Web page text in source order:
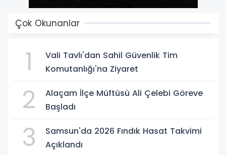
Çok Okunanlar
1
Vali Tavlı'dan Sahil Güvenlik Tim
Komutanlığı'na Ziyaret
2
Alaçam İlçe Müftüsü Ali Çelebi Göreve
Başladı
3
Samsun'da 2026 Fındık Hasat Takvimi
Açıklandı